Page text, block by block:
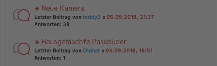
a
g
n
er
B
a
g
g
el
es
n
er
B
ei
rs
te
n
g
el
Neue Kamera
Letzter Beitrag von teddy2 « 05.09.2018, 21:37
Antworten: 38
rs
te
Hausgemachte Passbilder
Letzter Beitrag von Oldnat « 04.09.2018, 16:51
Antworten: 1